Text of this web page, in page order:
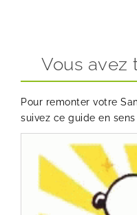
Vous avez
Pour remonter votre
suivez ce guide en sens